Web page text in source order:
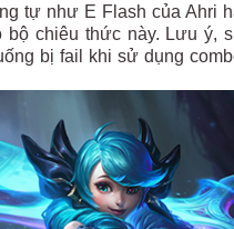
tự như E Flash của Ahri
chiêu thức này. Lưu ý,
bị fail khi sử dụng